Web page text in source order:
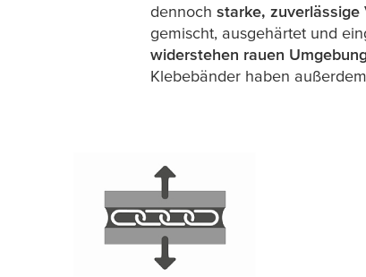
dennoch starke, zuverlässige
gemischt, ausgehärtet und
widerstehen rauen
Klebebänder haben